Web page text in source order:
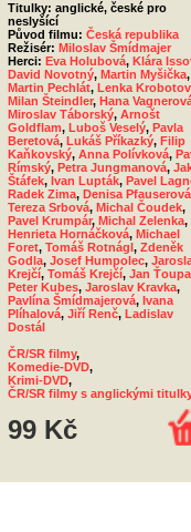
Titulky: anglické, české pro
neslyšící
Původ filmu: Česká republika
Režisér: Miloslav Šmídmajer
Herci: Eva Holubová, Klára
David Novotný, Martin Myšička,
Martin Pechlát, Lenka
Milan Šteindler, Hana
Miroslav Táborský, Arnošt
Goldflam, Luboš Veselý, Pavla
Beretová, Lukáš Příkazký, Filip
Kaňkovský, Anna Polívková,
Rímský, Petra Jungmanová,
Štáfek, Ivan Lupták, Pavel
Radek Zima, Denisa Pfauserová
Tereza Srbová, Michal Čoudek,
Pavel Krumpár, Michal Zelenka,
Henrieta Hornáčková, Michael
Foret, Tomáš Rotnágl, Zdeněk
Godla, Josef Humpolec,
Krejčí, Tomáš Krejčí, Jan
Peter Kubes, Jaroslav Kravka,
Pavlína Šmídmajerová, Ivana
Plíhalová, Jiří Renč, Ladislav
Dostál
ČR/SR filmy,
Komedie-DVD,
Krimi-DVD,
ČR/SR filmy s anglickými
99 Kč